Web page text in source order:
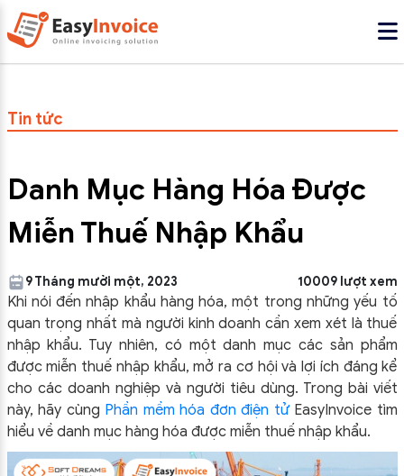
Tin tức
Danh Mục Hàng Hóa Được
Miễn Thuế Nhập Khẩu
9 Tháng mười một, 2023 10009 lượt xem
Khi nói đến nhập khẩu hàng hóa, một trong những yếu tố
quan trọng nhất mà người kinh doanh cần xem xét là thuế
nhập khẩu. Tuy nhiên, có một danh mục các sản phẩm
được miễn thuế nhập khẩu, mở ra cơ hội và lợi ích đáng kể
cho các doanh nghiệp và người tiêu dùng. Trong bài viết
này, hãy cùng Phần mềm hóa đơn điện tửEasyInvoice tìm
hiểu về danh mục hàng hóa được miễn thuế nhập khẩu.